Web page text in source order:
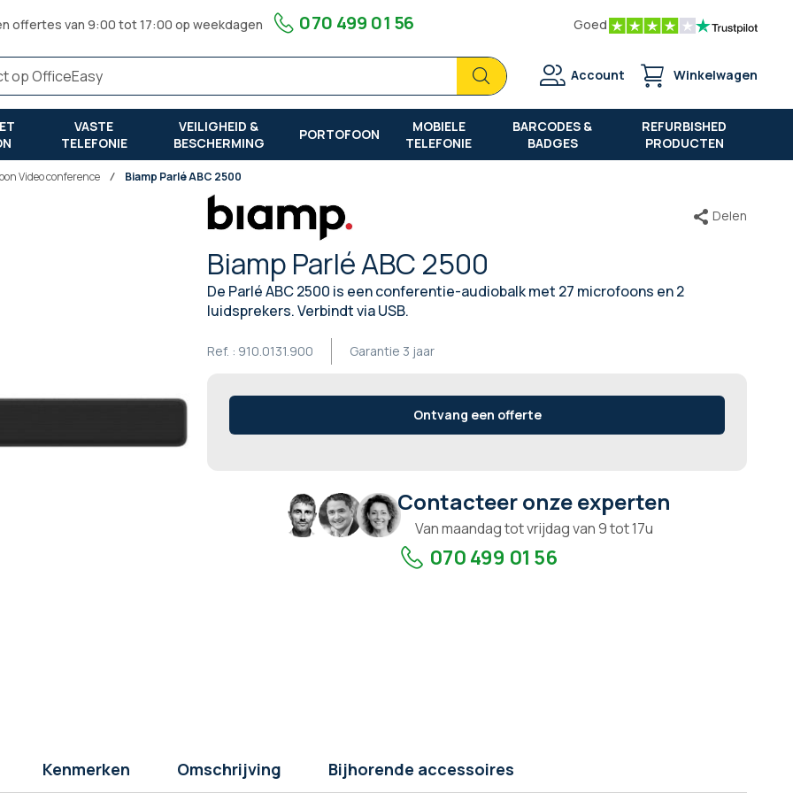
offertes van 9:00 tot 17:00 op weekdagen 070 499 01 56 Goed
Zoek
Zoek
Account Winkelwagen
VASTE
TELEFONIE
VEILIGHEID &
BESCHERMING
PORTOFOON
MOBIELE
TELEFONIE
BARCODES &
BADGES
REFURBISHED
PRODUCTEN
Video conference Biamp Parlé ABC 2500
Biamp Parlé ABC 2500
De Parlé ABC 2500 is een conferentie-audiobalk met 27 microfoons en 2
luidsprekers. Verbindt via USB.
Garantie 3 jaar
Ref. : 910.0131.900
Delen
Ontvang een offerte
Contacteer onze experten
Van maandag tot vrijdag van 9 tot 17u
070 499 01 56
Kenmerken Omschrijving Bijhorende accessoires